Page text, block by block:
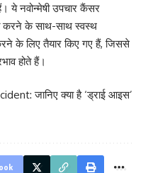
ये नवोन्मेषी उपचार कैंसर
करने के साथ-साथ स्वस्थ
के लिए तैयार किए गए हैं, जिससे
होते हैं।
जानिए क्या है ‘ड्राई आइस’